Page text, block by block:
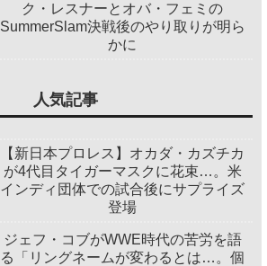
ク・レスナーとオバ・フェミの
SummerSlam決戦後のやり取りが明ら
かに
人気記事
【新日本プロレス】オカダ・カズチカ
が4代目タイガーマスクに花束…。米
インディ団体での試合後にサプライズ
登場
ジェフ・コブがWWE時代の苦労を語
る「リングネームが変わるとは…。個